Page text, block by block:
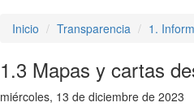
Inicio Transparencia 1.
1.3 Mapas y cartas
miércoles, 13 de diciembre de 2023